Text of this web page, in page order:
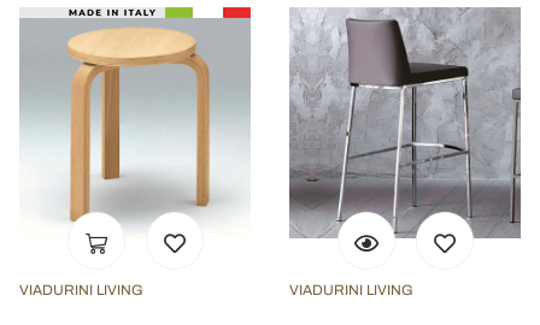
VIADURINI LIVING VIADURINI LIVING